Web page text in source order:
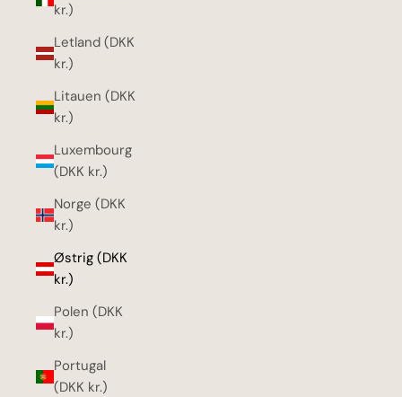
kr.)
Letland (DKK
kr.)
Litauen (DKK
kr.)
Luxembourg
(DKK kr.)
Norge (DKK
kr.)
Østrig (DKK
kr.)
Polen (DKK
kr.)
Portugal
(DKK kr.)